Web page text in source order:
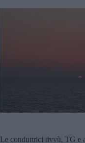
Le conduttrici tivvù, TG e